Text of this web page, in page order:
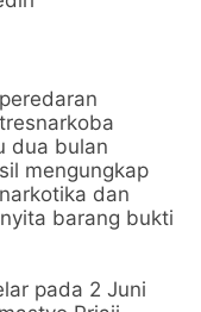
dua bulan
mengungkap
dan
barang bukti
pada 2 Juni